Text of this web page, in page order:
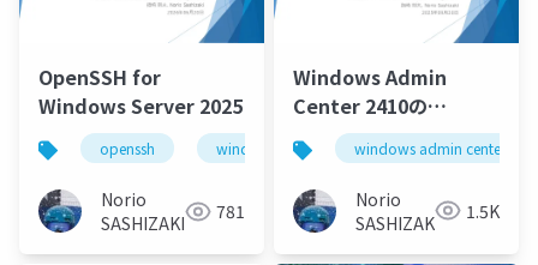
OpenSSH for
Windows Server 2025
openssh windows server 2025
Norio
SASHIZAKI
781
Windows Admin
Center 2410の
PowerShell概要
_PowerShell
Overview for
Windows Admin
Center 2410
windows admin center
Norio
SASHIZAKI
1.5K